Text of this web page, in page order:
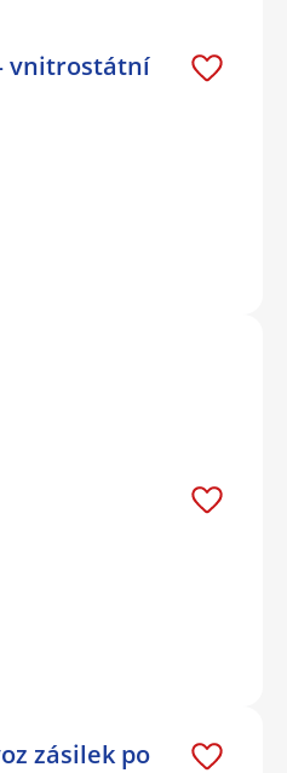
vnitrostátní
zásilek po